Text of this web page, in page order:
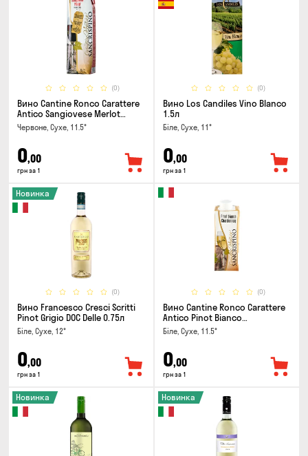
(0)
Вино Cantine Ronco Carattere
Antico Sangiovese Merlot
Rubicone IGT 1л
Червоне, Сухе, 11.5°
0,00
грн за 1
(0)
Вино Los Candiles Vino Blanco
1.5л
Біле, Сухе, 11°
0,00
грн за 1
(0)
Новинка
Вино Francesco Cresci Scritti
Pinot Grigio DOC Delle 0.75л
Біле, Сухе, 12°
0,00
грн за 1
(0)
Вино Cantine Ronco Carattere
Antico Pinot Bianco
Chardonnay Rubicone IGT 0.25л
Біле, Сухе, 11.5°
0,00
грн за 1
Новинка Новинка